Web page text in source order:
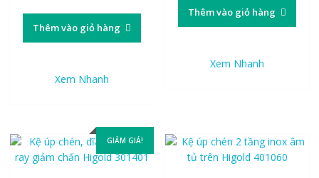
Thêm vào giỏ hàng
Xem Nhanh
Thêm vào giỏ hàng
Xem Nhanh
GIẢM GIÁ!